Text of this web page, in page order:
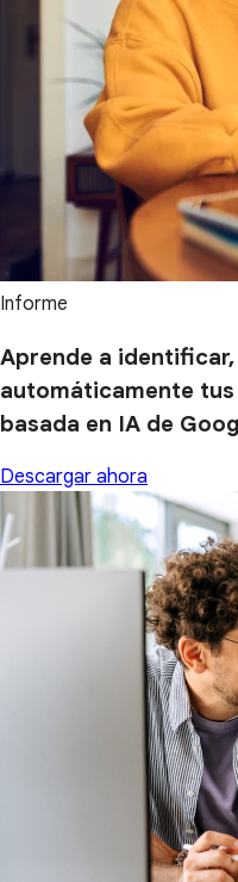
Informe
Aprende a
automáticamente
basada en IA de
Descargar ahora